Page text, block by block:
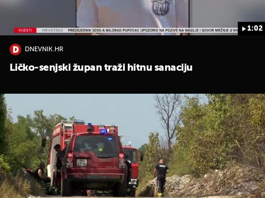
1:02
DNEVNIK.HR
Ličko-senjski župan traži hitnu sanaciju